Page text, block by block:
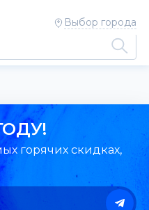
Выбор города
горячих скидках,